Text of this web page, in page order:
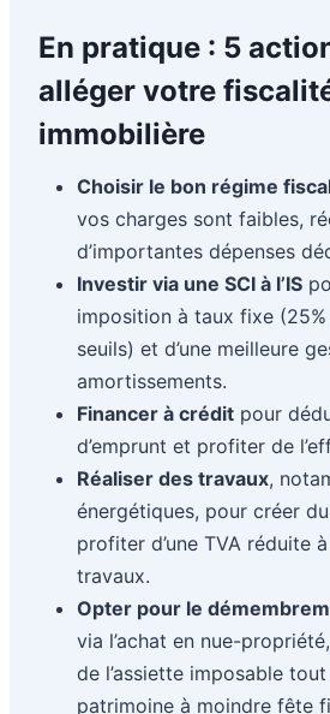
En pratique : 5
alléger votre
immobilière
Choisir le bon régime
vos charges sont faibles,
d’importantes dépenses
Investir via une SCI à l’IS
imposition à taux fixe (25%
seuils) et d’une meilleure
amortissements.
Financer à crédit pour
d’emprunt et profiter de
Réaliser des travaux,
énergétiques, pour créer
profiter d’une TVA réduite
travaux.
Opter pour le
via l’achat en nue-
de l’assiette imposable
patrimoine à moindre fête